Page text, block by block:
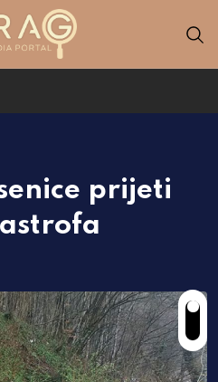
prijeti